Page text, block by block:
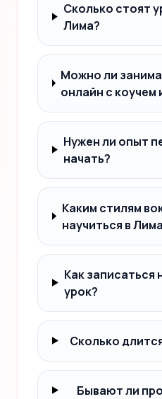
Сколько стоят
Лима?
Можно ли
онлайн с коучем
Нужен ли опыт
начать?
Каким стилям
научиться в
Как записаться
урок?
Сколько
Бывают ли